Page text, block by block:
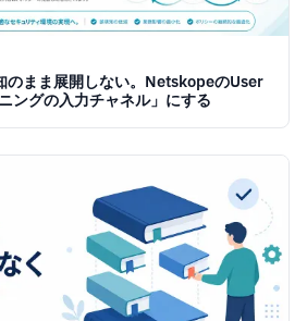
のまま展開しない。NetskopeのUser
ングの入力チャネル」にする